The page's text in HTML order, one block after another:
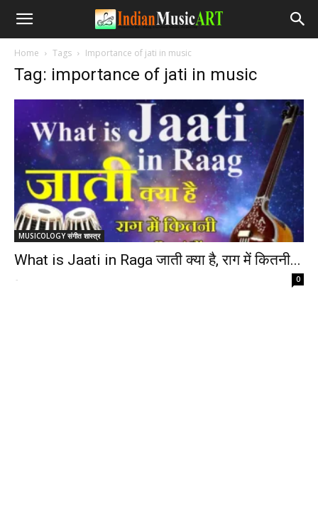
Home Tags Importance of jati in music
Tag: importance of jati in music
MUSICOLOGY संगीत शास्त्र
What is Jaati in Raga जाती क्या है, राग में कितनी...
- 0